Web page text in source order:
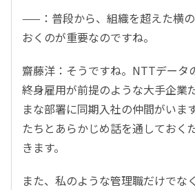
——：普段から、組織を超えた横
おくのが重要なのですね。
齋藤洋：そうですね。NTTデータ
終身雇用が前提のような大手企業
まな部署に同期入社の仲間がいま
たちとあらかじめ話を通しておく
きます。
また、私のような管理職だけでな